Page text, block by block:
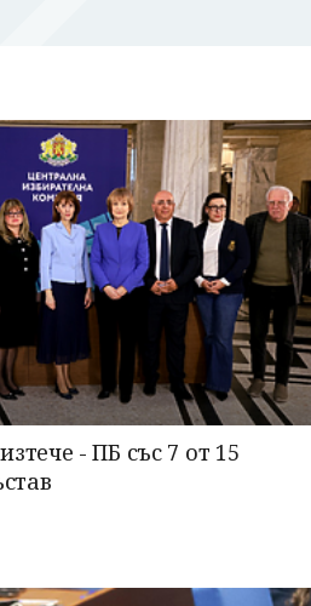
- ПБ със 7 от 15